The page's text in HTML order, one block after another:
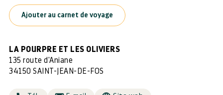
Ajouter au carnet de voyage
LA POURPRE ET LES OLIVIERS
135 route d'Aniane
34150 SAINT-JEAN-DE-FOS